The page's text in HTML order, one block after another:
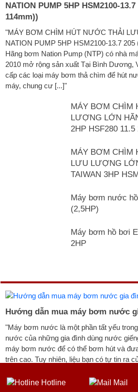
Hotline Mail
NATION PUMP 5HP HSM2100-
114mm))
"MÁY BƠM CHÌM HÚT NƯỚC THẢI
NATION PUMP 5HP HSM2100-13.7 205
Hãng bơm Nation Pump (NTP) có nhà
2010 mở rộng sản xuất Tại Bình Dương,
cấp các loại máy bơm thả chìm để hút
máy, chung cư [...]"
MÁY BƠM CHÌM
LƯỢNG LỚN
2HP HSF280 11.5
MÁY BƠM CHÌM
LƯU LƯỢNG
TAIWAN 3HP
Máy bơm nước
(2,5HP)
Máy bơm hồ bơi
2HP
Hướng dẫn mua máy bơm nước
"Máy bơm nước là một phần tất yếu
nước của những gia đình dùng nước
máy bơm nước để có thể bơm hút và
trên cao. Tuy nhiên, liệu bạn có tự tin ra